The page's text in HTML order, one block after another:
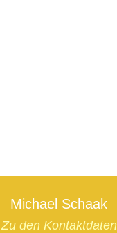
Michael Schaak
Zu den Kontaktdaten